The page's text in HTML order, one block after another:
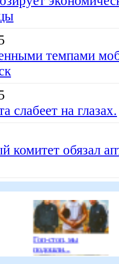
темпами
слабеет на глазах.
комитет обязал
Гоп-стоп, мы
подошли...